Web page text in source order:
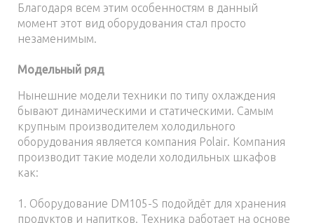
Благодаря всем этим особенностям в данный
момент этот вид оборудования стал просто
незаменимым.
Модельный ряд
Нынешние модели техники по типу охлаждения
бывают динамическими и статическими. Самым
крупным производителем холодильного
оборудования является компания Polair. Компания
производит такие модели холодильных шкафов
как:
1. Оборудование DM105-S подойдёт для хранения
продуктов и напитков. Техника работает на основе